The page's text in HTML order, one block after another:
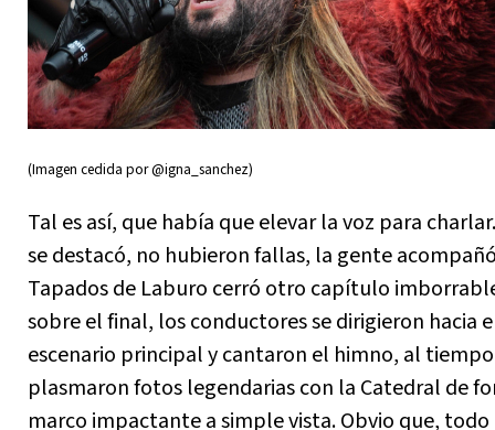
(Imagen cedida por @igna_sanchez)
Tal es así, que había que elevar la voz para
se destacó, no hubieron fallas, la gente
Tapados de Laburo cerró otro capítulo
sobre el final, los conductores se dirigieron hacia
escenario principal y cantaron el himno, al
plasmaron fotos legendarias con la Catedral de
marco impactante a simple vista. Obvio que,